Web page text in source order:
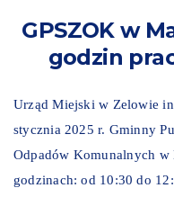
GPSZOK w
godzin
Urząd Miejski w Zelowie
stycznia 2025 r. Gminny
Odpadów Komunalnych
godzinach: od 10:30 do